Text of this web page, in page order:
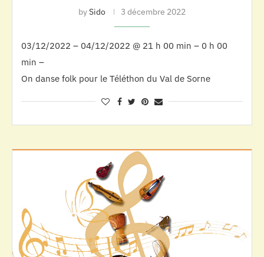
bySido 3 décembre 2022
03/12/2022 – 04/12/2022 @ 21 h 00 min – 0 h 00
min –
On danse folk pour le Téléthon du Val de Sorne